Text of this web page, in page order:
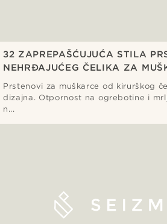
32 ZAPREPAŠĆUJUĆA STILA
NEHRĐAJUĆEG ČELIKA ZA
Prstenovi za muškarce od kirurškog
dizajna. Otpornost na ogrebotine i
n...